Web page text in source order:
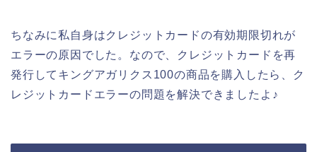
ちなみに私自身はクレジットカードの有効期限切れが
エラーの原因でした。なので、クレジットカードを再
発行してキングアガリクス100の商品を購入したら、ク
レジットカードエラーの問題を解決できましたよ♪